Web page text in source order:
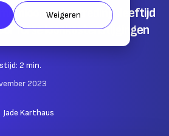
Weigeren
en toetredingsleeftijd
forse loonkostenstijgingen
2 min.
2023
Jade Karthaus